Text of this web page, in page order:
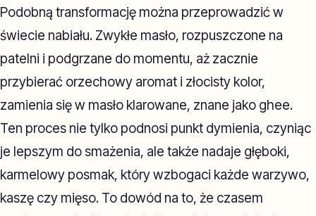
Podobną transformację można przeprowadzić w
świecie nabiału. Zwykłe masło, rozpuszczone na
patelni i podgrzane do momentu, aż zacznie
przybierać orzechowy aromat i złocisty kolor,
zamienia się w masło klarowane, znane jako ghee.
Ten proces nie tylko podnosi punkt dymienia, czyniąc
je lepszym do smażenia, ale także nadaje głęboki,
karmelowy posmak, który wzbogaci każde warzywo,
kaszę czy mięso. To dowód na to, że czasem